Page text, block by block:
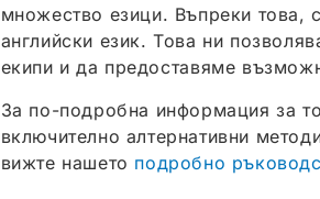
множество езици. Въпреки това,
английски език. Това ни
екипи и да предоставяме
За по-подробна информация за
включително алтернативни
вижте нашето подробно